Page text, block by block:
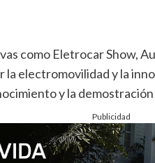
como Eletrocar Show,
la electromovilidad y la
y la
Publicidad